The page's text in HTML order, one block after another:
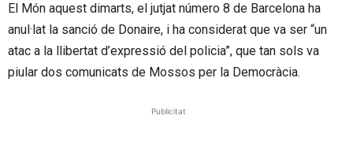
El Món aquest dimarts, el jutjat número 8 de Barcelona ha
anul·lat la sanció de Donaire, i ha considerat que va ser “un
atac a la llibertat d’expressió del policia”, que tan sols va
piular dos comunicats de Mossos per la Democràcia.
Publicitat